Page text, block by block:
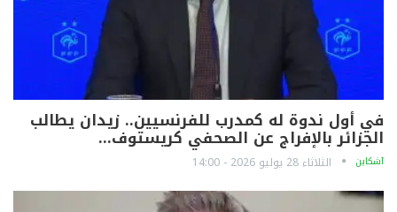
في أول ندوة له كمدرب للفرنسيين.. زيدان يطالب
الجزائر بالإفراج عن الصحفي كريستوف…
آشكاين الثلاثاء 28 يوليو 2026 - 14:00